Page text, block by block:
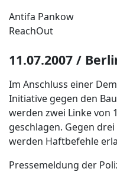
Antifa Pankow
ReachOut
11.07.2007 /
Im Anschluss einer
Initiative gegen den
werden zwei Linke von
geschlagen. Gegen
werden Haftbefehle
Pressemeldung der